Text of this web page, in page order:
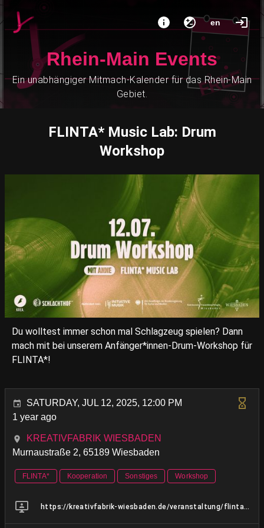
en
Rhein-Main Events
Ein unabhängiger Mitmach-Kalender für das Rhein-Main
Gebiet.
FLINTA* Music Lab: Drum
Workshop
Du wolltest immer schon mal Schlagzeug spielen? Dann
mach mit bei unserem Anfänger*innen-Drum-Workshop für
FLINTA*!
SATURDAY, JUL 12, 2025, 12:00 PM
1 year ago
KREATIVFABRIK WIESBADEN
Murnaustraße 2, 65189 Wiesbaden
FLINTA* Kooperation Sonstiges Workshop
https://kreativfabrik-wiesbaden.de/veranstaltung/flinta-music-lab-drum-workshop/